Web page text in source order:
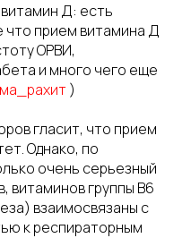
Д: есть
что прием витамина Д
ОРВИ,
и много чего еще
)
гласит, что прием
Однако, по
очень серьезный
витаминов группы В6
взаимосвязаны с
к респираторным